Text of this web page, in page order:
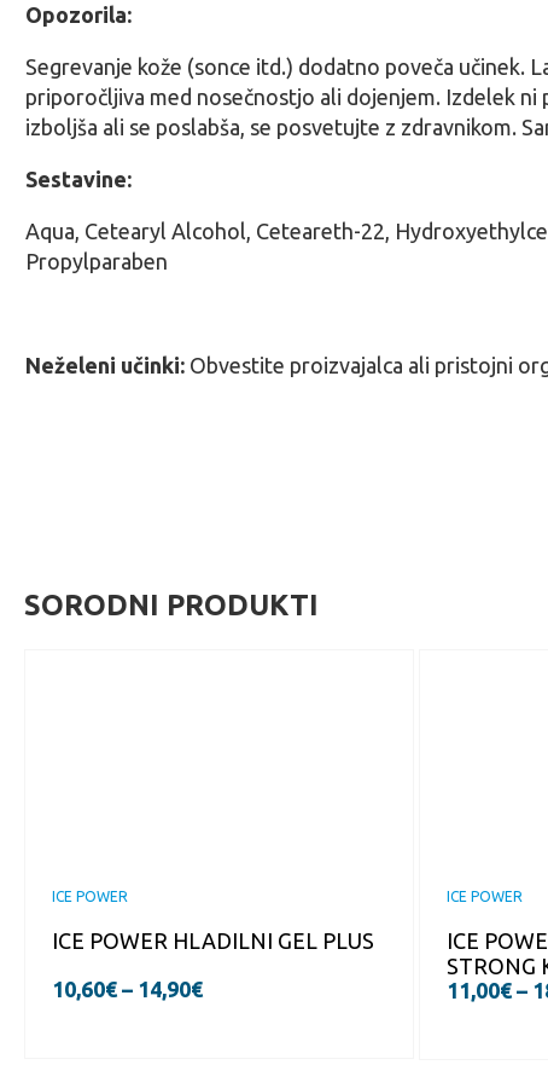
Opozorila:
Segrevanje kože (sonce itd.) dodatno poveča učinek.
priporočljiva med nosečnostjo ali dojenjem. Izdelek
izboljša ali se poslabša, se posvetujte z zdravnikom.
Sestavine:
Aqua, Cetearyl Alcohol, Ceteareth-22,
Propylparaben
Neželeni učinki: Obvestite proizvajalca ali pristojni
SORODNI PRODUKTI
ICE POWER
ICE POWER HLADILNI GEL PLUS
10,60€ – 14,90€
ICE POWER
ICE
STRONG
11,00€ –